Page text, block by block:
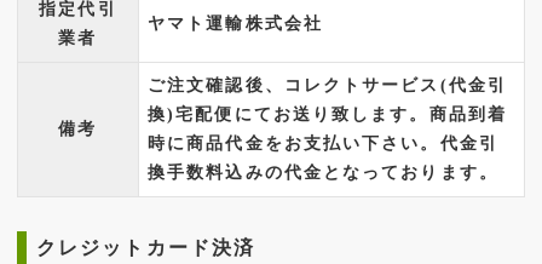
指定代引
業者
ヤマト運輸株式会社
備考
ご注文確認後、コレクトサービス(代金引
換)宅配便にてお送り致します。商品到着
時に商品代金をお支払い下さい。代金引
換手数料込みの代金となっております。
クレジットカード決済